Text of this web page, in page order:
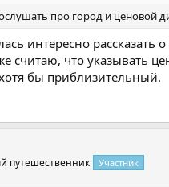
про город и ценовой
интересно рассказать
считаю, что указывать
бы приблизительный.
путешественник Участник